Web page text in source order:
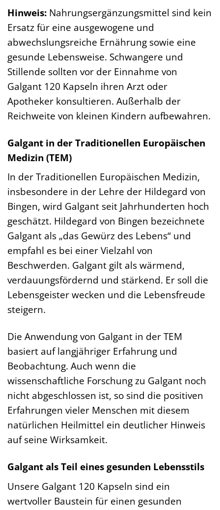
Hinweis: Nahrungsergänzungsmittel sind kein
Ersatz für eine ausgewogene und
abwechslungsreiche Ernährung sowie eine
gesunde Lebensweise. Schwangere und
Stillende sollten vor der Einnahme von
Galgant 120 Kapseln ihren Arzt oder
Apotheker konsultieren. Außerhalb der
Reichweite von kleinen Kindern aufbewahren.
Galgant in der Traditionellen Europäischen
Medizin (TEM)
In der Traditionellen Europäischen Medizin,
insbesondere in der Lehre der Hildegard von
Bingen, wird Galgant seit Jahrhunderten hoch
geschätzt. Hildegard von Bingen bezeichnete
Galgant als „das Gewürz des Lebens“ und
empfahl es bei einer Vielzahl von
Beschwerden. Galgant gilt als wärmend,
verdauungsfördernd und stärkend. Er soll die
Lebensgeister wecken und die Lebensfreude
steigern.
Die Anwendung von Galgant in der TEM
basiert auf langjähriger Erfahrung und
Beobachtung. Auch wenn die
wissenschaftliche Forschung zu Galgant noch
nicht abgeschlossen ist, so sind die positiven
Erfahrungen vieler Menschen mit diesem
natürlichen Heilmittel ein deutlicher Hinweis
auf seine Wirksamkeit.
Galgant als Teil eines gesunden Lebensstils
Unsere Galgant 120 Kapseln sind ein
wertvoller Baustein für einen gesunden